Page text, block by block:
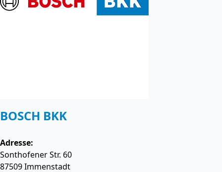
BOSCH BKK
Adresse:
Sonthofener Str. 60
87509Immenstadt